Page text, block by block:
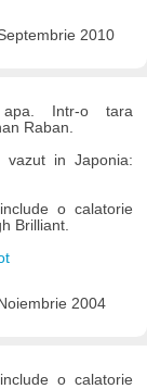
2010
Intr-o tara
Raban.
vazut in Japonia:
o calatorie
Brilliant.
2004
o calatorie